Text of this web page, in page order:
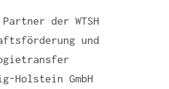
der WTSH
und
Holstein GmbH